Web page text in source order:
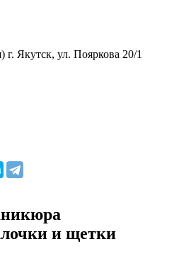
Якутск, ул. Пояркова 20/1
и щетки